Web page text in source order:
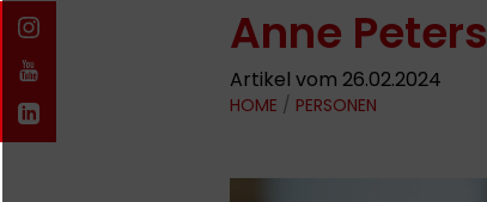
Anne Peters
Artikel vom 26.02.2024
HOME / PERSONEN